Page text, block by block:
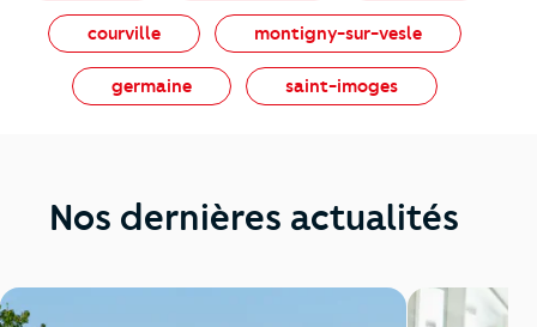
courville montigny-sur-vesle
germaine saint-imoges
Nos dernières actualités